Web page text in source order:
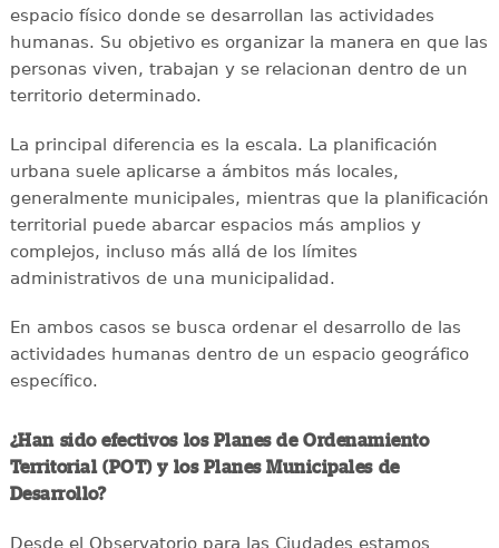
espacio físico donde se desarrollan las actividades
humanas. Su objetivo es organizar la manera en que las
personas viven, trabajan y se relacionan dentro de un
territorio determinado.
La principal diferencia es la escala. La planificación
urbana suele aplicarse a ámbitos más locales,
generalmente municipales, mientras que la planificación
territorial puede abarcar espacios más amplios y
complejos, incluso más allá de los límites
administrativos de una municipalidad.
En ambos casos se busca ordenar el desarrollo de las
actividades humanas dentro de un espacio geográfico
específico.
¿Han sido efectivos los Planes de Ordenamiento
Territorial (POT) y los Planes Municipales de
Desarrollo?
Desde el Observatorio para las Ciudades estamos